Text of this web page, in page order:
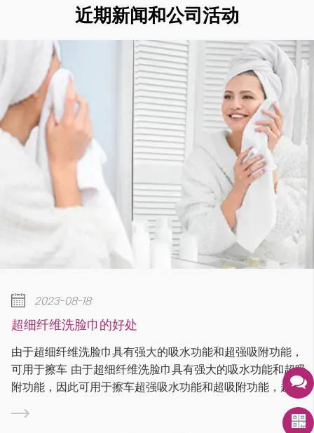
近期新闻和公司活动
18
脸巾的好处
洗脸巾具有强大的吸水功能和超强吸附功能，
于超细纤维洗脸巾具有强大的吸水功能和超吸
可用于擦车超强吸水功能和超吸附功能，超细
用于擦车 由于其强大的吸水功能和超吸附功
脸巾...
在某些情
的。要去
来捕获绒
说明。有
步是...